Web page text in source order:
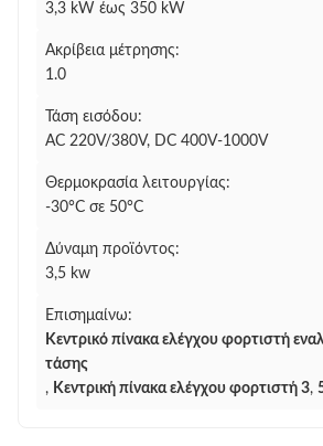
3,3 kW έως 350 kW
Ακρίβεια μέτρησης:
1.0
Τάση εισόδου:
AC 220V/380V, DC 400V-1000V
Θερμοκρασία λειτουργίας:
-30°C σε 50°C
Δύναμη προϊόντος:
3,5 kw
Επισημαίνω:
Κεντρικό πίνακα ελέγχου φορτιστή
τάσης
, Κεντρική πίνακα ελέγχου φορτιστή 3,